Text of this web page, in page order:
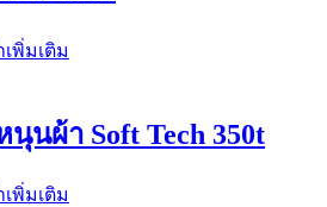
พิ่มเติม
นผ้า Soft Tech 350t
พิ่มเติม